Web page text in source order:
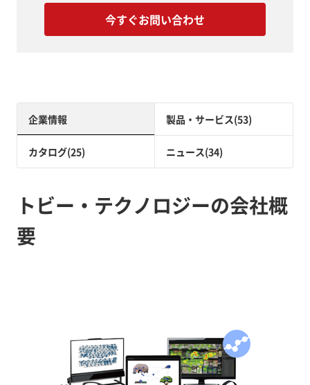
今すぐお問い合わせ
企業情報 製品・サービス(53)
カタログ(25) ニュース(34)
トビー・テクノロジーの会社概
要